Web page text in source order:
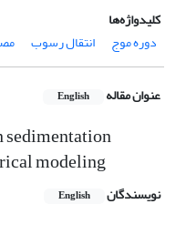
کلیدواژه‌ها
دوره موج
انتقال رسوب
عنوان مقاله English
sedimentation
modeling
نویسندگان English